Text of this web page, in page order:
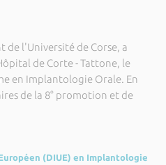
de l'Université de Corse, a
de Corte - Tattone, le
en Implantologie Orale. En
de la 8° promotion et de
(DIUE) en Implantologie